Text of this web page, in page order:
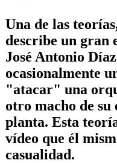
Una de las
describe un gran
José Antonio
ocasionalmente
"atacar" una
otro macho de
planta. Esta
vídeo que él
casualidad.